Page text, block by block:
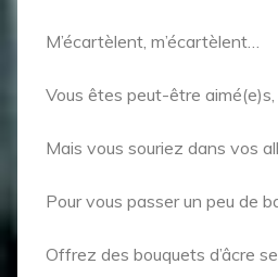
M’écartèlent, m’écartèlent…
Vous êtes peut-être aimé(e)s,
Mais vous souriez dans vos
Pour vous passer un peu de
Offrez des bouquets d’âcre